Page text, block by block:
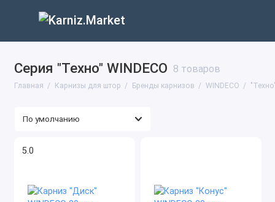
Серия "Техно" WINDECO 8 товаров
Главная Карнизы для штор Бренды карнизов WINDECO
5.0